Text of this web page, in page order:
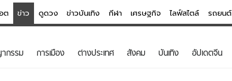
ต ข่าว ดูดวง ข่าวบันเทิง กีฬา เศรษฐกิจ ไลฟ์สไตล์ รถยนต์
ดูดวง - ตรวจหวย ไลฟ์สไตล์
กรรม การเมือง ต่างประเทศ สังคม บันเทิง อัปเดตจีน